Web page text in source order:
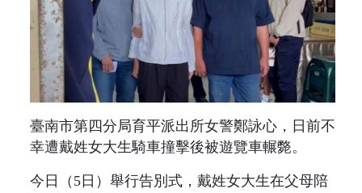
臺南市第四分局育平派出所女警鄭詠心，日前不
幸遭戴姓女大生騎車撞擊後被遊覽車輾斃。
今日（5日）舉行告別式，戴姓女大生在父母陪